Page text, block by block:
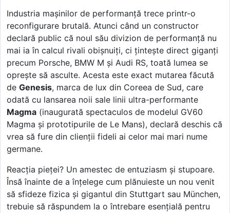
Industria mașinilor de performanță trece printr-o
reconfigurare brutală. Atunci când un constructor
declară public că noul său divizion de performanță nu
mai ia în calcul rivali obișnuiți, ci țintește direct giganți
precum Porsche, BMW M și Audi RS, toată lumea se
oprește să asculte. Acesta este exact mutarea făcută
de Genesis, marca de lux din Coreea de Sud, care
odată cu lansarea noii sale linii ultra-performante
Magma (inaugurată spectaculos de modelul GV60
Magma și prototipurile de Le Mans), declară deschis că
vrea să fure din clienții fideli ai celor mai mari nume
germane.
Reacția pieței? Un amestec de entuziasm și stupoare.
Însă înainte de a înțelege cum plănuieste un nou venit
să sfideze fizica și gigantul din Stuttgart sau München,
trebuie să răspundem la o întrebare esențială pentru